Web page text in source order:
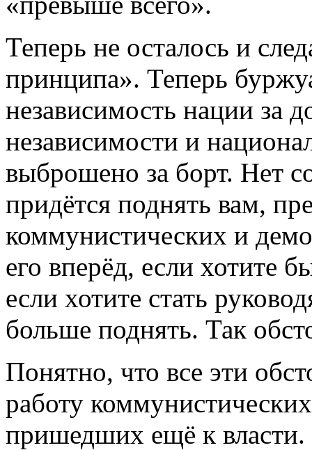
Теперь не осталось и
принципа». Теперь
независимость нации за
независимости и
выброшено за борт. Нет
придётся поднять вам,
коммунистических и
его вперёд, если хотите
если хотите стать
больше поднять. Так
Понятно, что все эти
работу
пришедших ещё к власти.